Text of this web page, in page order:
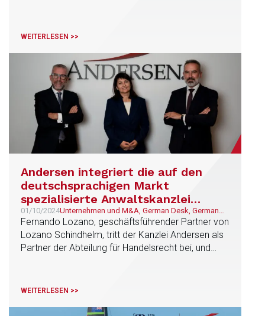
WEITERLESEN >>
Andersen integriert die auf den
deutschsprachigen Markt
spezialisierte Anwaltskanzlei
Lozano Schindhelm und lanciert
sein German Desk
01/10/2024Unternehmen und M&A, German Desk, German
Desk
Fernando Lozano, geschäftsführender Partner von
Lozano Schindhelm, tritt der Kanzlei Andersen als
Partner der Abteilung für Handelsrecht bei, und
an.
WEITERLESEN >>